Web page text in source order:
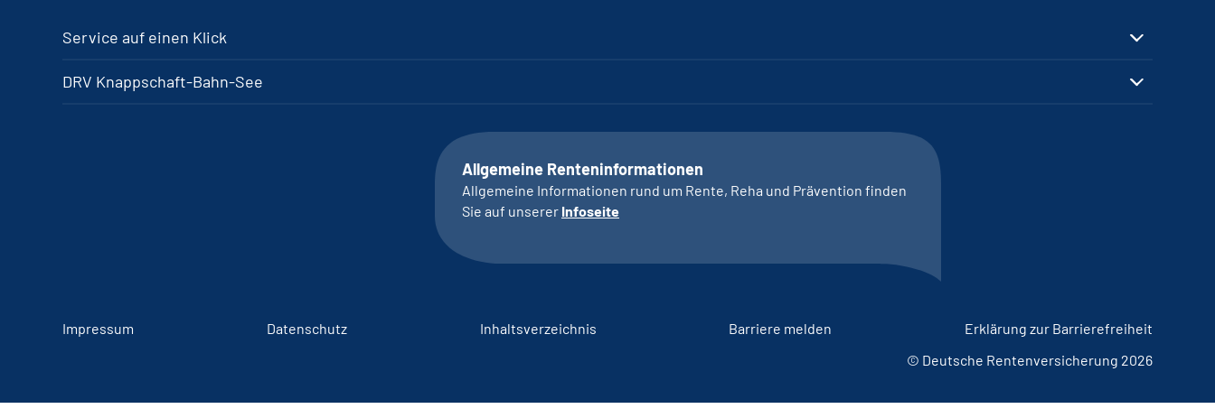
Service auf einen Klick
DRV Knappschaft-Bahn-See
Allgemeine Renteninformationen
Allgemeine Informationen rund um Rente, Reha und Prävention finden
Sie auf unserer Infoseite
Impressum Datenschutz Inhaltsverzeichnis Barriere melden
Erklärung zur Barrierefreiheit
© Deutsche Rentenversicherung 2026